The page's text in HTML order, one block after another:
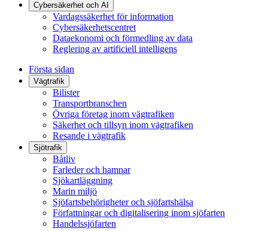
Cybersäkerhet och AI
Vardagssäkerhet för information
Cybersäkerhetscentret
Dataekonomi och förmedling av data
Reglering av artificiell intelligens
Första sidan
Vägtrafik
Bilister
Transportbranschen
Övriga företag inom vägtrafiken
Säkerhet och tillsyn inom vägtrafiken
Resande i vägtrafik
Sjötrafik
Båtliv
Farleder och hamnar
Sjökartläggning
Marin miljö
Sjöfartsbehörigheter och sjöfartshälsa
Författningar och digitalisering inom sjöfarten
Handelssjöfarten